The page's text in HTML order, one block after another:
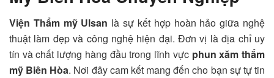
Viện Thẩm mỹ Ulsan là sự kết hợp hoàn hảo giữa nghệ
thuật làm đẹp và công nghệ hiện đại. Đơn vị là địa chỉ uy
tín và chất lượng hàng đầu trong lĩnh vực phun xăm thẩm
mỹ Biên Hòa. Nơi đây cam kết mang đến cho bạn sự tự tin